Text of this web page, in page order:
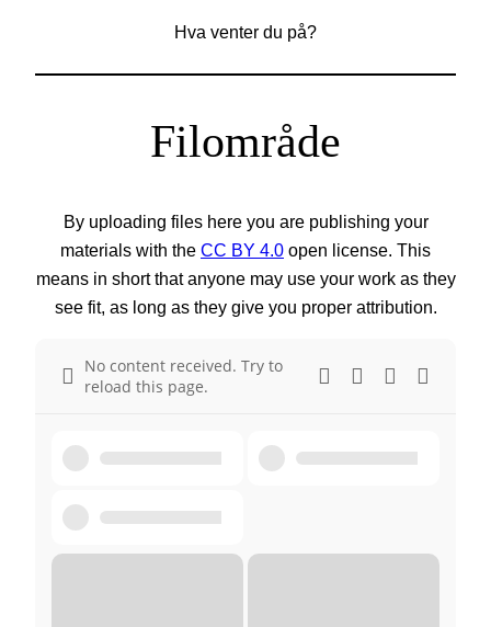
Hva venter du på?
Filområde
By uploading files here you are publishing your
materials with the CC BY 4.0 open license. This
means in short that anyone may use your work as they
see fit, as long as they give you proper attribution.
No content received. Try to
reload this page.